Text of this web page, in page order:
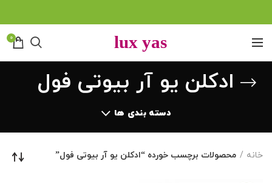
0
ادکلن یو آر بیوتی فول
دسته بندی ها
خانه محصولات برچسب خورده “ادکلن یو آر بیوتی فول”